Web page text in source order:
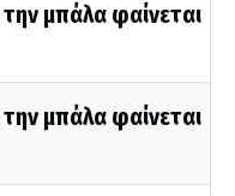
μπάλα φαίνεται
μπάλα φαίνεται